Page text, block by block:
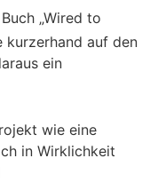
„Wired to
kurzerhand auf den
ein
wie eine
in Wirklichkeit